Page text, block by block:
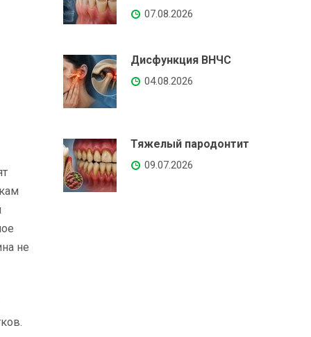
не
07.08.2026
Дисфункция ВНЧС
04.08.2026
Тяжелый пародонтит
09.07.2026